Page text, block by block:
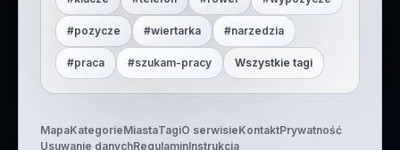
#pozycze #wiertarka #narzedzia
#praca #szukam-pracy Wszystkie tagi
MapaKategorieMiastaTagiO serwisieKontaktPrywatność
Usuwanie danychRegulaminInstrukcja